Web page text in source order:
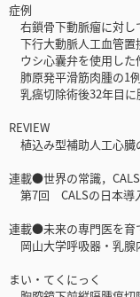
症例
右鎖骨下動脈瘤に対し
下行大動脈人工血管置
ウシ心囊弁を使用した
肺原発平滑筋肉腫の1例
乳癌切除術後32年目に
REVIEW
植込み型補助人工心臓
連載●世界の常識，
第7回 CALSの日本導
連載●未来の専門医を
岡山大学呼吸器・乳腺
まい・てくにっく